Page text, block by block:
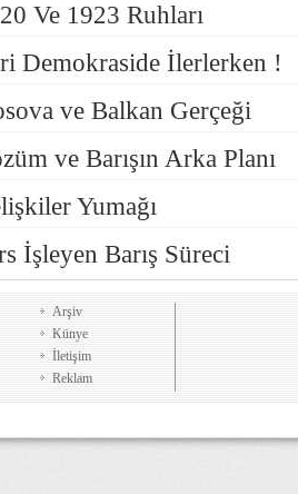
Ve 1923 Ruhları
Demokraside İlerlerken !
ve Balkan Gerçeği
ve Barışın Arka Planı
Yumağı
İşleyen Barış Süreci
Arşiv
Künye
İletişim
Reklam